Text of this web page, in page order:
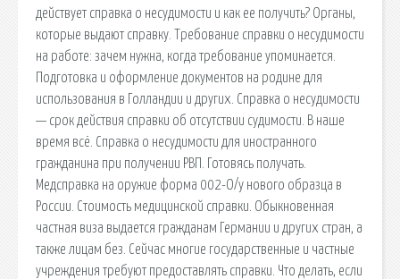
действует справка о несудимости и как ее получить? Органы,
которые выдают справку. Требование справки о несудимости
на работе: зачем нужна, когда требование упоминается.
Подготовка и оформление документов на родине для
использования в Голландии и других. Справка о несудимости
— срок действия справки об отсутствии судимости. В наше
время всё. Справка о несудимости для иностранного
гражданина при получении РВП. Готовясь получать.
Медсправка на оружие форма 002-О/у нового образца в
России. Стоимость медицинской справки. Обыкновенная
частная виза выдается гражданам Германии и других стран, а
также лицам без. Сейчас многие государственные и частные
учреждения требуют предоставлять справки. Что делать, если